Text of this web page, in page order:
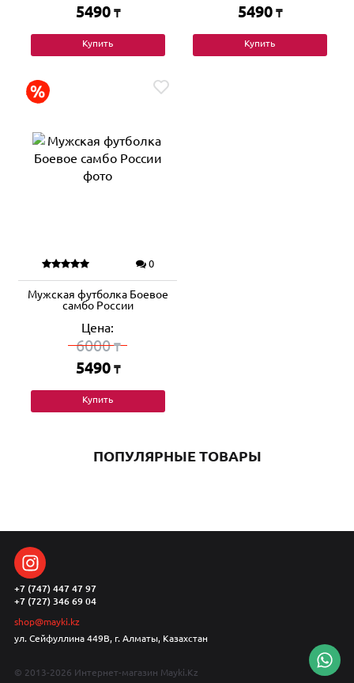
5490 ₸
Купить
5490 ₸
Купить
0
Мужская футболка Боевое
самбо России
Цена:
6000₸
5490 ₸
Купить
ПОПУЛЯРНЫЕ ТОВАРЫ
+7 (747) 447 47 97
+7 (727) 346 69 04
shop@mayki.kz
ул. Сейфуллина 449В, г. Алматы, Казахстан
© 2013-2026 Интернет-магазин Mayki.Kz